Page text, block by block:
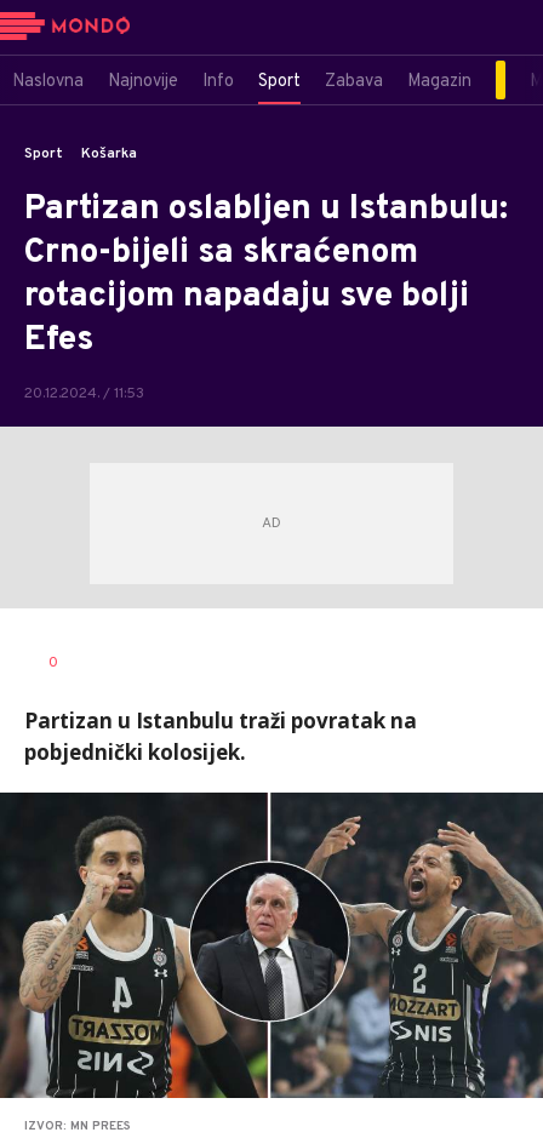
Naslovna Najnovije Info Sport Zabava Magazin
Sport Košarka
Partizan oslabljen u Istanbulu:
Crno-bijeli sa skraćenom
rotacijom napadaju sve bolji
Efes
20.12.2024. / 11:53
AUTOR
0
Partizan u Istanbulu traži povratak na
pobjednički kolosijek.
IZVOR: MN PREES